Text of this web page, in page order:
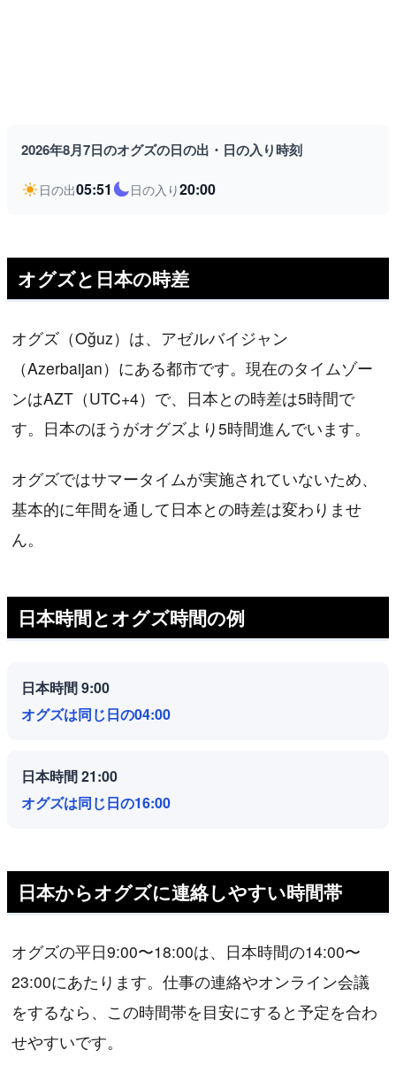
2026年8月7日のオグズの日の出・日の入り時刻
日の出05:51 日の入り20:00
オグズと日本の時差
オグズ（Oğuz）は、アゼルバイジャン
（Azerbaijan）にある都市です。現在のタイムゾー
ンはAZT（UTC+4）で、日本との時差は5時間で
す。日本のほうがオグズより5時間進んでいます。
オグズではサマータイムが実施されていないため、
基本的に年間を通して日本との時差は変わりませ
ん。
日本時間とオグズ時間の例
日本時間 9:00
オグズは同じ日の04:00
日本時間 21:00
オグズは同じ日の16:00
日本からオグズに連絡しやすい時間帯
オグズの平日9:00〜18:00は、日本時間の14:00〜
23:00にあたります。仕事の連絡やオンライン会議
をするなら、この時間帯を目安にすると予定を合わ
せやすいです。